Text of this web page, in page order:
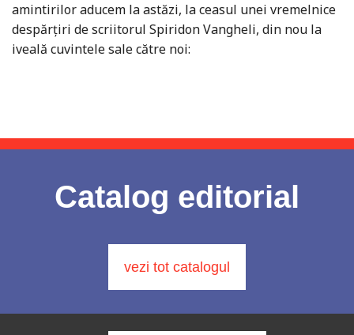
amintirilor aducem la astăzi, la ceasul unei vremelnice
despărțiri de scriitorul Spiridon Vangheli, din nou la
iveală cuvintele sale către noi:
Catalog editorial
vezi tot catalogul